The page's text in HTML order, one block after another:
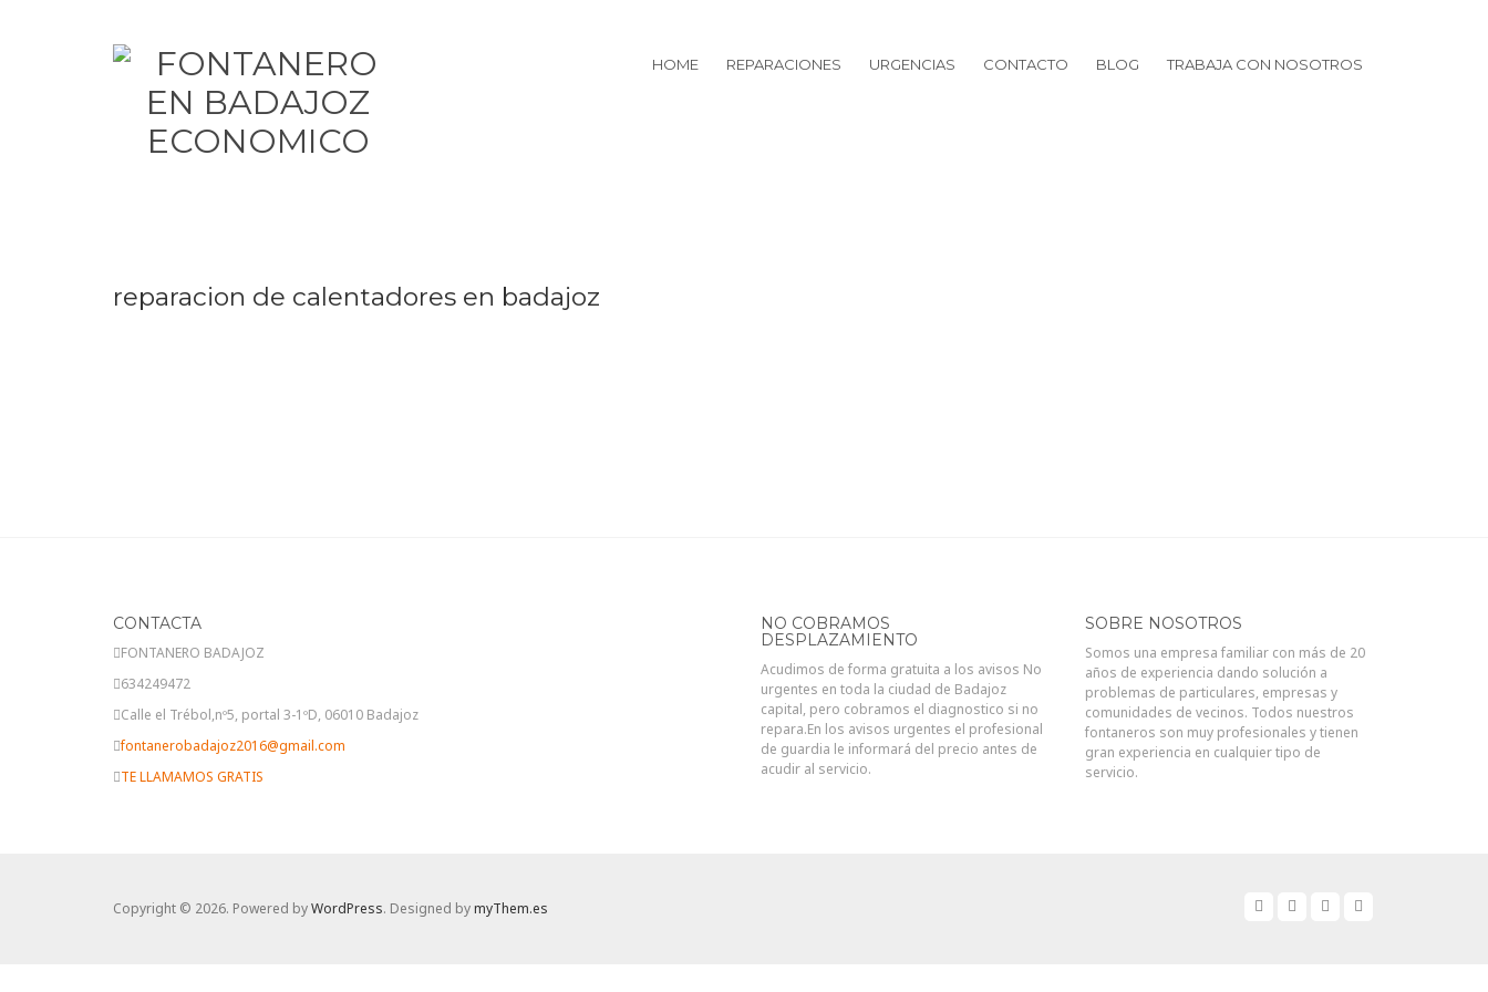
HOME REPARACIONES URGENCIAS CONTACTO BLOG TRABAJA CON NOSOTROS
reparacion de calentadores en badajoz
CONTACTA
FONTANERO BADAJOZ
634249472
Calle el Trébol,nº5, portal 3-1ºD, 06010 Badajoz
fontanerobadajoz2016@gmail.com
TE LLAMAMOS GRATIS
NO COBRAMOS
DESPLAZAMIENTO
Acudimos de forma gratuita a los avisos No
urgentes en toda la ciudad de Badajoz
capital, pero cobramos el diagnostico si no
repara.En los avisos urgentes el profesional
de guardia le informará del precio antes de
acudir al servicio.
SOBRE NOSOTROS
Somos una empresa familiar con más de 20
años de experiencia dando solución a
problemas de particulares, empresas y
comunidades de vecinos. Todos nuestros
fontaneros son muy profesionales y tienen
gran experiencia en cualquier tipo de
servicio.
Copyright © 2026. Powered byWordPress. Designed bymyThem.es